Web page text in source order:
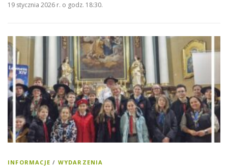
19 stycznia 2026 r. o godz. 18:30.
INFORMACJE / WYDARZENIA